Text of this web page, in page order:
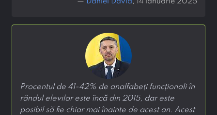
Procentul de 41-42% de analfabeți funcționali în
rândul elevilor este încă din 2015, dar este
posibil să fie chiar mai înainte de acest an. Acest